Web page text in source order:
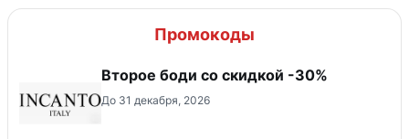
Промокоды
Второе боди со скидкой -30%
До 31 декабря, 2026